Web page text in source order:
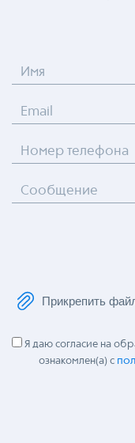
Имя
Email
Номер телефона
Сообщение
Прикрепить
Я даю согласие на
ознакомлен(а) с